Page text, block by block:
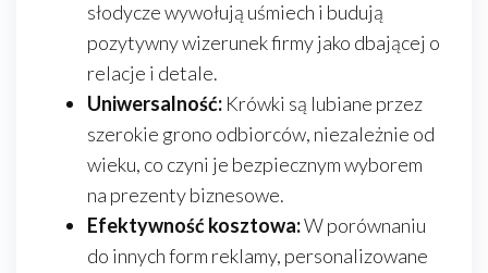
słodycze wywołują uśmiech i budują
pozytywny wizerunek firmy jako dbającej o
relacje i detale.
Uniwersalność: Krówki są lubiane przez
szerokie grono odbiorców, niezależnie od
wieku, co czyni je bezpiecznym wyborem
na prezenty biznesowe.
Efektywność kosztowa:W porównaniu
do innych form reklamy, personalizowane